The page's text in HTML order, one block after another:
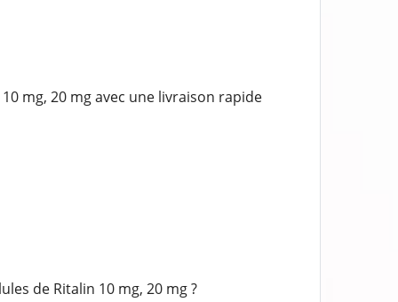
mg, 20 mg avec une livraison rapide
de Ritalin 10 mg, 20 mg ?